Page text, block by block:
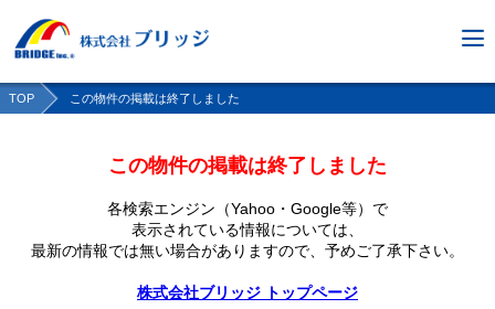
TOP この物件の掲載は終了しました
この物件の掲載は終了しました
各検索エンジン（Yahoo・Google等）で
表示されている情報については、
最新の情報では無い場合がありますので、 予めご了承下さい。
株式会社ブリッジ トップページ